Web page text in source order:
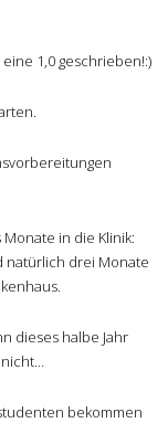
1,0 geschrieben!:)
in die Klinik:
natürlich drei Monate
dieses halbe Jahr
nicht…
bekommen